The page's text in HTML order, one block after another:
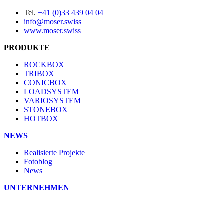
Tel. +41 (0)33 439 04 04
info@moser.swiss
www.moser.swiss
PRODUKTE
ROCKBOX
TRIBOX
CONICBOX
LOADSYSTEM
VARIOSYSTEM
STONEBOX
HOTBOX
NEWS
Realisierte Projekte
Fotoblog
News
UNTERNEHMEN